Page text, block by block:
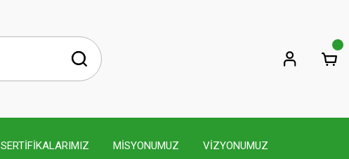
SERTİFİKALARIMIZ MİSYONUMUZ VİZYONUMUZ